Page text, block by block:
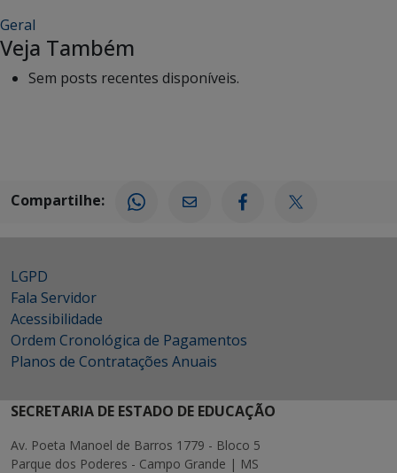
Geral
Veja Também
Sem posts recentes disponíveis.
Compartilhe:
LGPD
Fala Servidor
Acessibilidade
Ordem Cronológica de Pagamentos
Planos de Contratações Anuais
SECRETARIA DE ESTADO DE EDUCAÇÃO
Av. Poeta Manoel de Barros 1779 - Bloco 5
Parque dos Poderes - Campo Grande | MS